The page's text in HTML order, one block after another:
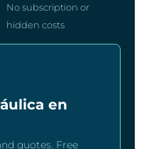
No subscription or
hidden costs
en
quotes. Free